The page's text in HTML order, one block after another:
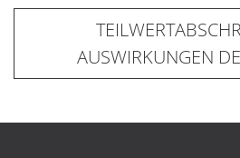
AUSWIRKUNGEN